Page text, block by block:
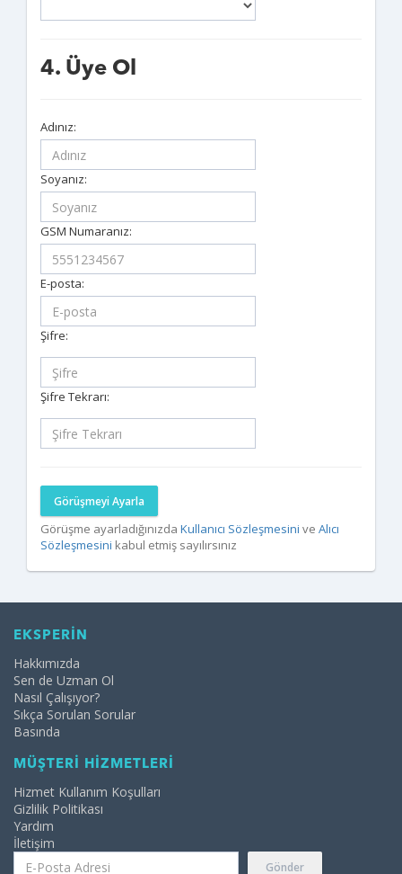
4. Üye Ol
Adınız:
Soyanız:
GSM Numaranız:
E-posta:
Şifre:
Şifre Tekrarı:
Görüşmeyi Ayarla
Görüşme ayarladığınızda Kullanıcı Sözleşmesini ve Alıcı
Sözleşmesini kabul etmiş sayılırsınız
EKSPERİN
Hakkımızda
Sen de Uzman Ol
Nasıl Çalışıyor?
Sıkça Sorulan Sorular
Basında
MÜŞTERİ HİZMETLERİ
Hizmet Kullanım Koşulları
Gizlilik Politikası
Yardım
İletişim
Gönder